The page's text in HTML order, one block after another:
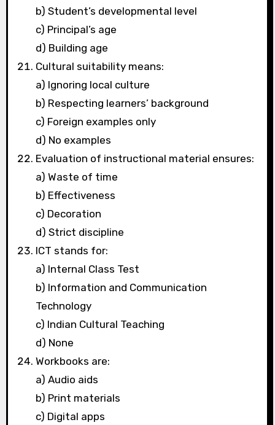
b) Student’s developmental level
c) Principal’s age
d) Building age
Cultural suitability means:
a) Ignoring local culture
b) Respecting learners’ background
c) Foreign examples only
d) No examples
Evaluation of instructional material ensures:
a) Waste of time
b) Effectiveness
c) Decoration
d) Strict discipline
ICT stands for:
a) Internal Class Test
b) Information and Communication
Technology
c) Indian Cultural Teaching
d) None
Workbooks are:
a) Audio aids
b) Print materials
c) Digital apps